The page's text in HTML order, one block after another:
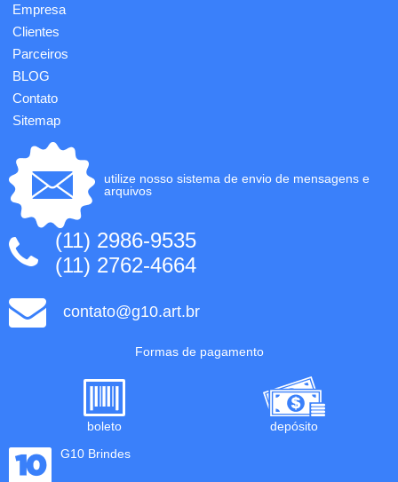
Empresa
Clientes
Parceiros
BLOG
Contato
Sitemap
utilize nosso sistema de envio de mensagens e
arquivos
(11) 2986-9535
(11) 2762-4664
contato@g10.art.br
Formas de pagamento
boleto
depósito
G10 Brindes